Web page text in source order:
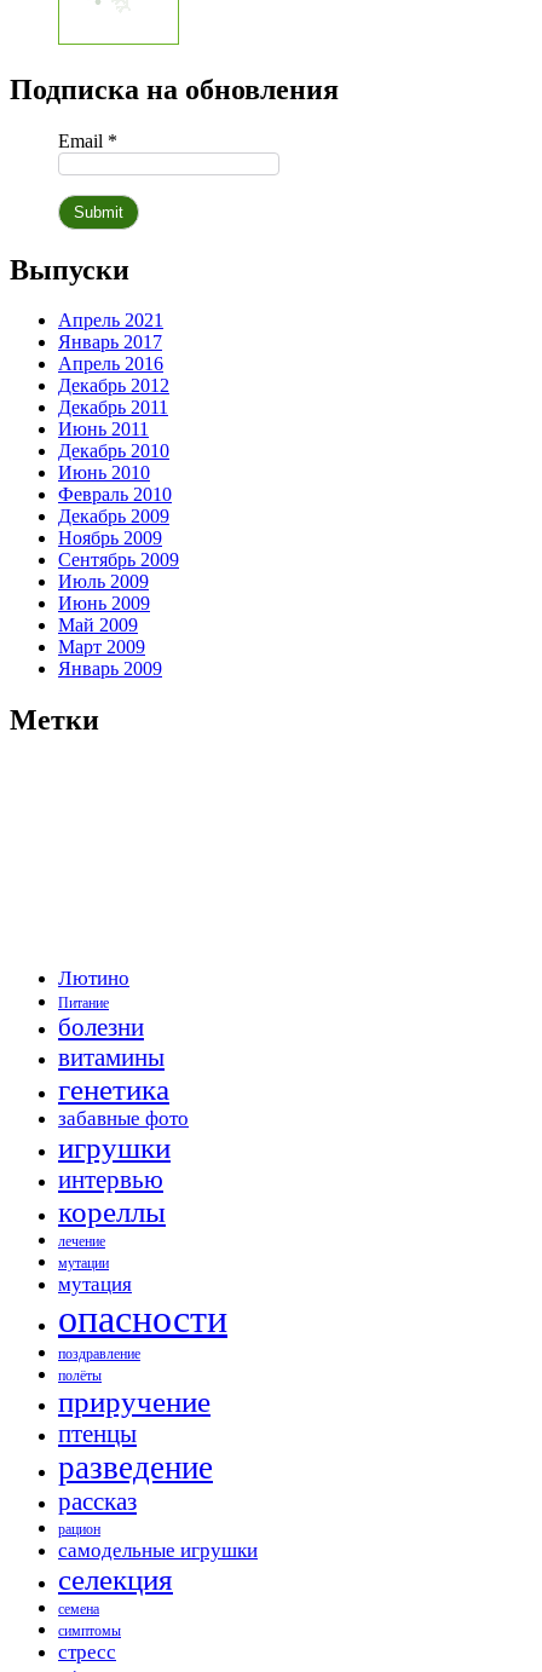
Подписка на обновления
Email *
Выпуски
Апрель 2021
Январь 2017
Апрель 2016
Декабрь 2012
Декабрь 2011
Июнь 2011
Декабрь 2010
Июнь 2010
Февраль 2010
Декабрь 2009
Ноябрь 2009
Сентябрь 2009
Июль 2009
Июнь 2009
Май 2009
Март 2009
Январь 2009
Метки
Лютино
Питание
болезни
витамины
генетика
забавные фото
игрушки
интервью
кореллы
лечение
мутации
мутация
опасности
поздравление
полёты
приручение
птенцы
разведение
рассказ
рацион
самодельные игрушки
селекция
семена
симптомы
стресс